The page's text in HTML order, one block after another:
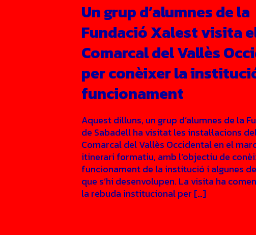
Un grup d’alumnes de la
Fundació Xalest visita
Comarcal del Vallès
per conèixer la
funcionament
Aquest dilluns, un grup d’alumnes de la
de Sabadell ha visitat les instal·lacions
Comarcal del Vallès Occidental en el
itinerari formatiu, amb l’objectiu de
funcionament de la institució i algunes
que s’hi desenvolupen. La visita ha
la rebuda institucional per […]